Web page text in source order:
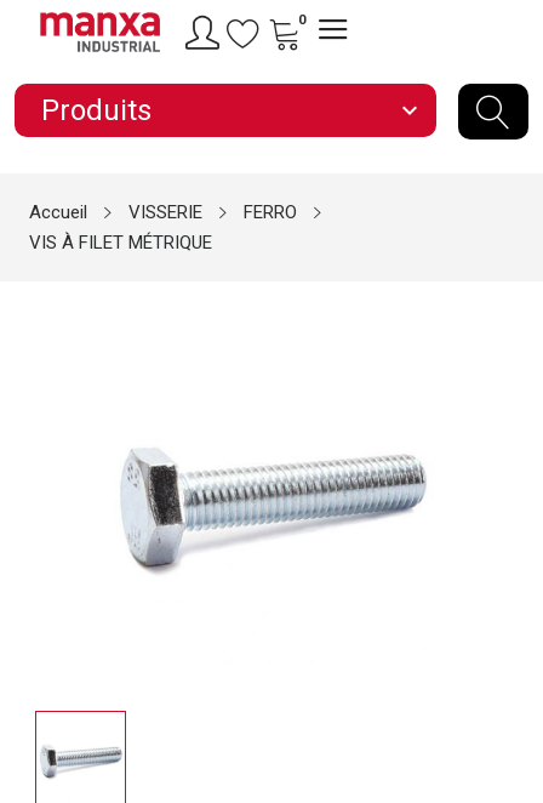
0
Produits expand_more
Accueil VISSERIE
FERRO
VIS À FILET MÉTRIQUE